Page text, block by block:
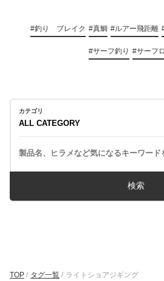
#釣り ブレイク #真鯛 #ルアー飛距離
#サーフ釣り #サーフ
カテゴリ
TOP / タグ一覧 / ライトショアジギング